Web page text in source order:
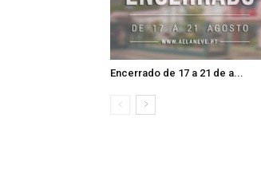
Encerrado de 17 a 21 de a...